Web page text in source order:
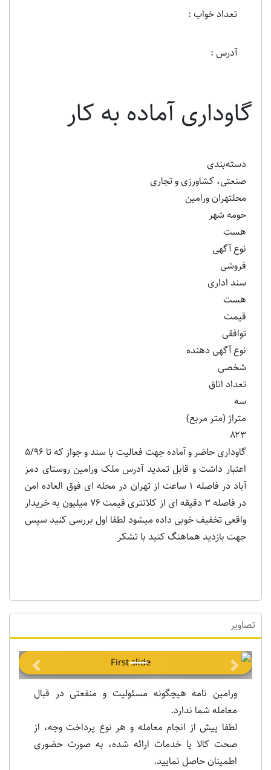
تعداد خواب :
آدرس :
گاوداری آماده به کار
دسته‌بندی
صنعتی، کشاورزی و تجاری
محلتهران ورامین
حومه شهر
هست
نوع آگهی
فروشی
سند اداری
هست
قیمت
توافقی
نوع آگهی دهنده
شخصی
تعداد اتاق
سه
متراژ (متر مربع)
۸۲۳
گاوداری حاضر و آماده جهت فعالیت با سند و جواز که تا ۵/۹۶
اعتبار داشت و قابل تمدید آدرس ملک ورامین روستای دمز
آباد در فاصله ۱ ساعت از تهران در محله ای فوق العاده امن
در فاصله ۳ دقیقه ای از کلانتری قیمت ۷۶ میلیون به خریدار
واقعی تخفیف خوبی داده میشود لطفا اول بررسی کنید سپس
جهت بازدید هماهنگ کنید با تشکر
تصاویر
Next
ورامین نامه هیچگونه مسئولیت و منفعتی در قبال
معامله شما ندارد.
لطفا پیش از انجام معامله و هر نوع پرداخت وجه، از
صحت کالا یا خدمات ارائه شده، به صورت حضوری
اطمینان حاصل نمایید.